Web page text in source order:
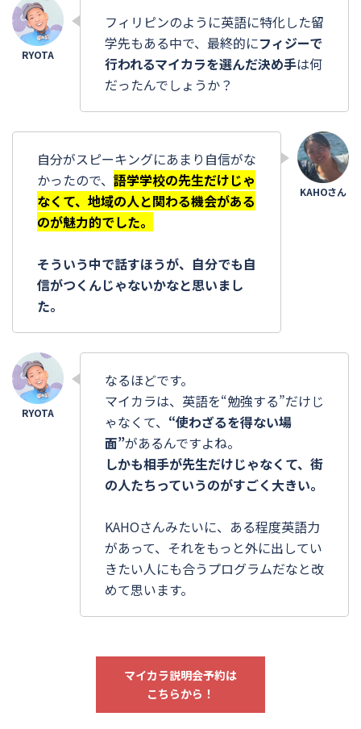
フィリピンのように英語に特化した留
学先もある中で、最終的にフィジーで
行われるマイカラを選んだ決め手は何
だったんでしょうか？
自分がスピーキングにあまり自信がな
かったので、 語学学校の先生だけじゃ
なくて、地域の人と関わる機会がある
のが魅力的でした。
そういう中で話すほうが、自分でも自
信がつくんじゃないかなと思いまし
た。
なるほどです。
マイカラは、英語を“勉強する”だけじ
ゃなくて、 “使わざるを得ない場
面”があるんですよね。
しかも相手が先生だけじゃなくて、街
の人たちっていうのがすごく大きい。
KAHOさんみたいに、ある程度英語力
があって、それをもっと外に出してい
きたい人にも合うプログラムだなと改
めて思います。
マイカラ説明会予約は
こちらから！